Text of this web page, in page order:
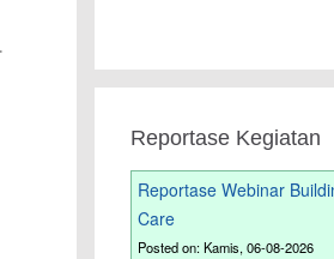
Reportase Kegiatan
Reportase Webinar
Care
Posted on: Kamis, 06-08-2026